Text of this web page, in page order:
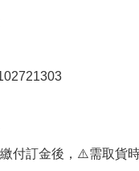
付訂金後，⚠️需取貨